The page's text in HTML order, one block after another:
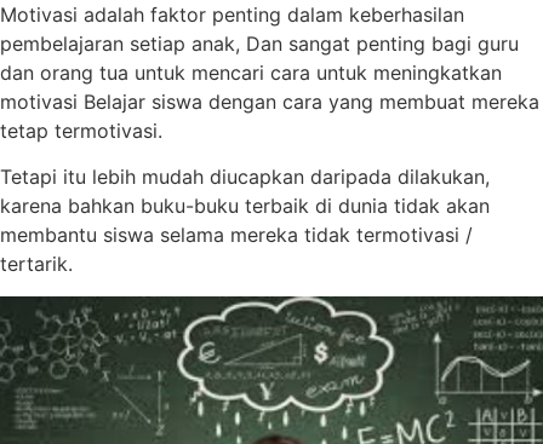
Motivasi adalah faktor penting dalam keberhasilan
pembelajaran setiap anak, Dan sangat penting bagi guru
dan orang tua untuk mencari cara untuk meningkatkan
motivasi Belajar siswa dengan cara yang membuat mereka
tetap termotivasi.
Tetapi itu lebih mudah diucapkan daripada dilakukan,
karena bahkan buku-buku terbaik di dunia tidak akan
membantu siswa selama mereka tidak termotivasi /
tertarik.